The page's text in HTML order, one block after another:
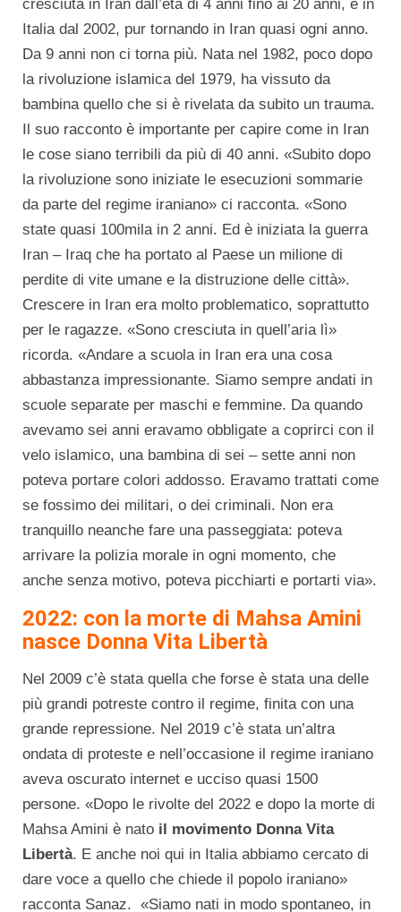
cresciuta in Iran dall’età di 4 anni fino ai 20 anni, è in
Italia dal 2002, pur tornando in Iran quasi ogni anno.
Da 9 anni non ci torna più. Nata nel 1982, poco dopo
la rivoluzione islamica del 1979, ha vissuto da
bambina quello che si è rivelata da subito un trauma.
Il suo racconto è importante per capire come in Iran
le cose siano terribili da più di 40 anni. «Subito dopo
la rivoluzione sono iniziate le esecuzioni sommarie
da parte del regime iraniano» ci racconta. «Sono
state quasi 100mila in 2 anni. Ed è iniziata la guerra
Iran – Iraq che ha portato al Paese un milione di
perdite di vite umane e la distruzione delle città».
Crescere in Iran era molto problematico, soprattutto
per le ragazze. «Sono cresciuta in quell’aria lì»
ricorda. «Andare a scuola in Iran era una cosa
abbastanza impressionante. Siamo sempre andati in
scuole separate per maschi e femmine. Da quando
avevamo sei anni eravamo obbligate a coprirci con il
velo islamico, una bambina di sei – sette anni non
poteva portare colori addosso. Eravamo trattati come
se fossimo dei militari, o dei criminali. Non era
tranquillo neanche fare una passeggiata: poteva
arrivare la polizia morale in ogni momento, che
anche senza motivo, poteva picchiarti e portarti via».
2022: con la morte di Mahsa Amini
nasce Donna Vita Libertà
Nel 2009 c’è stata quella che forse è stata una delle
più grandi potreste contro il regime, finita con una
grande repressione. Nel 2019 c’è stata un’altra
ondata di proteste e nell’occasione il regime iraniano
aveva oscurato internet e ucciso quasi 1500
persone. «Dopo le rivolte del 2022 e dopo la morte di
Mahsa Amini è nato il movimento Donna Vita
Libertà. E anche noi qui in Italia abbiamo cercato di
dare voce a quello che chiede il popolo iraniano»
racconta Sanaz. «Siamo nati in modo spontaneo, in